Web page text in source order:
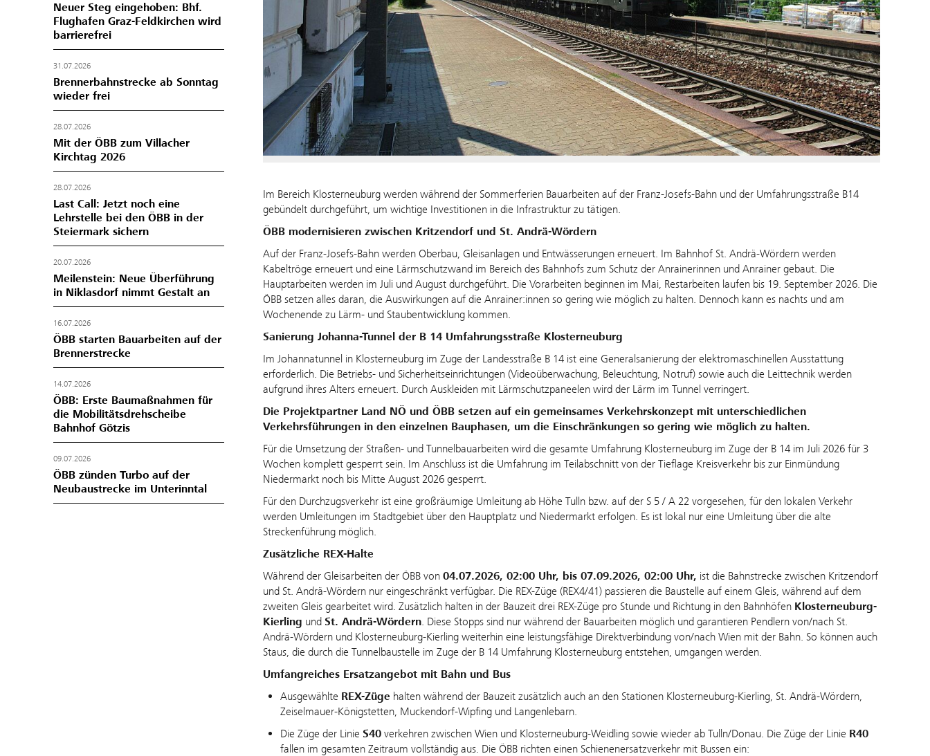
Neuer Steg eingehoben: Bhf.
Flughafen Graz-Feldkirchen wird
barrierefrei
31.07.2026
Brennerbahnstrecke ab Sonntag
wieder frei
28.07.2026
Mit der ÖBB zum Villacher
Kirchtag 2026
28.07.2026
Last Call: Jetzt noch eine
Lehrstelle bei den ÖBB in der
Steiermark sichern
20.07.2026
Meilenstein: Neue Überführung
in Niklasdorf nimmt Gestalt an
16.07.2026
ÖBB starten Bauarbeiten auf der
Brennerstrecke
14.07.2026
ÖBB: Erste Baumaßnahmen für
die Mobilitätsdrehscheibe
Bahnhof Götzis
09.07.2026
ÖBB zünden Turbo auf der
Neubaustrecke im Unterinntal
Im Bereich Klosterneuburg werden während der Sommerferien Bauarbeiten auf der Franz-Josefs-Bahn und der Umfahrungsstraße B14
gebündelt durchgeführt, um wichtige Investitionen in die Infrastruktur zu tätigen.
ÖBB modernisieren zwischen Kritzendorf und St. Andrä-Wördern
Auf der Franz-Josefs-Bahn werden Oberbau, Gleisanlagen und Entwässerungen erneuert. Im Bahnhof St. Andrä-Wördern werden
Kabeltröge erneuert und eine Lärmschutzwand im Bereich des Bahnhofs zum Schutz der Anrainerinnen und Anrainer gebaut. Die
Hauptarbeiten werden im Juli und August durchgeführt. Die Vorarbeiten beginnen im Mai, Restarbeiten laufen bis 19. September 2026. Die
ÖBB setzen alles daran, die Auswirkungen auf die Anrainer:innen so gering wie möglich zu halten. Dennoch kann es nachts und am
Wochenende zu Lärm- und Staubentwicklung kommen.
Sanierung Johanna-Tunnel der B 14 Umfahrungsstraße Klosterneuburg
Im Johannatunnel in Klosterneuburg im Zuge der Landesstraße B 14 ist eine Generalsanierung der elektromaschinellen Ausstattung
erforderlich. Die Betriebs- und Sicherheitseinrichtungen (Videoüberwachung, Beleuchtung, Notruf) sowie auch die Leittechnik werden
aufgrund ihres Alters erneuert. Durch Auskleiden mit Lärmschutzpaneelen wird der Lärm im Tunnel verringert.
Die Projektpartner Land NÖ und ÖBB setzen auf ein gemeinsames Verkehrskonzept mit unterschiedlichen
Verkehrsführungen in den einzelnen Bauphasen, um die Einschränkungen so gering wie möglich zu halten.
Für die Umsetzung der Straßen- und Tunnelbauarbeiten wird die gesamte Umfahrung Klosterneuburg im Zuge der B 14 im Juli 2026 für 3
Wochen komplett gesperrt sein. Im Anschluss ist die Umfahrung im Teilabschnitt von der Tieflage Kreisverkehr bis zur Einmündung
Niedermarkt noch bis Mitte August 2026 gesperrt.
Für den Durchzugsverkehr ist eine großräumige Umleitung ab Höhe Tulln bzw. auf der S 5 / A 22 vorgesehen, für den lokalen Verkehr
werden Umleitungen im Stadtgebiet über den Hauptplatz und Niedermarkt erfolgen. Es ist lokal nur eine Umleitung über die alte
Streckenführung möglich.
Zusätzliche REX-Halte
Während der Gleisarbeiten der ÖBB von 04.07.2026, 02:00 Uhr, bis 07.09.2026, 02:00 Uhr, ist die Bahnstrecke zwischen Kritzendorf
und St. Andrä-Wördern nur eingeschränkt verfügbar. Die REX-Züge (REX4/41) passieren die Baustelle auf einem Gleis, während auf dem
zweiten Gleis gearbeitet wird. Zusätzlich halten in der Bauzeit drei REX-Züge pro Stunde und Richtung in den Bahnhöfen Klosterneuburg-
Kierling und St. Andrä-Wördern. Diese Stopps sind nur während der Bauarbeiten möglich und garantieren Pendlern von/nach St.
Andrä-Wördern und Klosterneuburg-Kierling weiterhin eine leistungsfähige Direktverbindung von/nach Wien mit der Bahn. So können auch
Staus, die durch die Tunnelbaustelle im Zuge der B 14 Umfahrung Klosterneuburg entstehen, umgangen werden.
Umfangreiches Ersatzangebot mit Bahn und Bus
Ausgewählte REX-Züge halten während der Bauzeit zusätzlich auch an den Stationen Klosterneuburg-Kierling, St. Andrä-Wördern,
Zeiselmauer-Königstetten, Muckendorf-Wipfing und Langenlebarn.
Die Züge der Linie S40verkehren zwischen Wien und Klosterneuburg-Weidling sowie wieder ab Tulln/Donau. Die Züge der Linie R40
fallen im gesamten Zeitraum vollständig aus. Die ÖBB richten einen Schienenersatzverkehr mit Bussen ein: